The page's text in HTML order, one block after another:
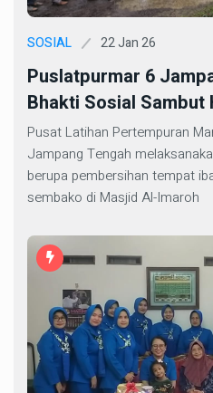
SOSIAL 22 Jan 26
Puslatpurmar 6
Bhakti Sosial Sambut
Pusat Latihan Pertempuran
Jampang Tengah
berupa pembersihan tempat
sembako di Masjid Al-Imaroh